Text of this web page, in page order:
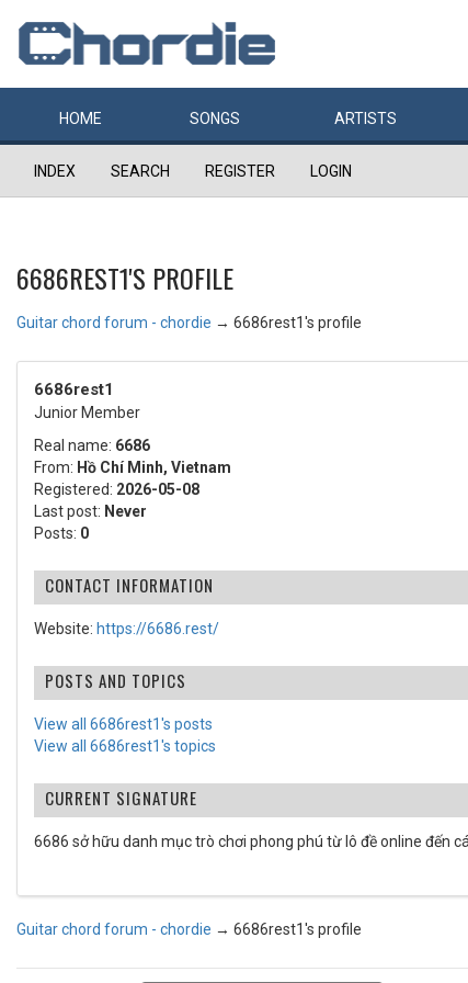
HOME SONGS ARTISTS
INDEX SEARCH REGISTER LOGIN
6686REST1'S PROFILE
Guitar chord forum - chordie → 6686rest1's profile
6686rest1
Junior Member
Real name: 6686
From: Hồ Chí Minh, Vietnam
Registered: 2026-05-08
Last post: Never
Posts: 0
CONTACT INFORMATION
Website: https://6686.rest/
POSTS AND TOPICS
View all 6686rest1's posts
View all 6686rest1's topics
CURRENT SIGNATURE
6686 sở hữu danh mục trò chơi phong phú từ lô đề online đến
Guitar chord forum - chordie → 6686rest1's profile